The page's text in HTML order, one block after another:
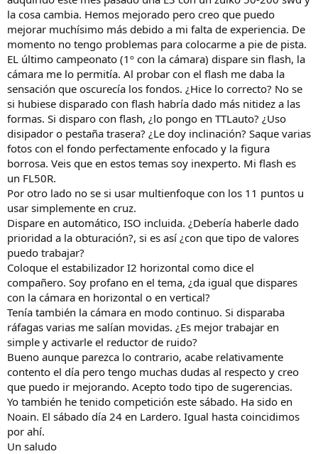
la cosa cambia. Hemos mejorado pero creo que puedo
mejorar muchísimo más debido a mi falta de experiencia. De
momento no tengo problemas para colocarme a pie de pista.
EL último campeonato (1º con la cámara) dispare sin flash, la
cámara me lo permitía. Al probar con el flash me daba la
sensación que oscurecía los fondos. ¿Hice lo correcto? No se
si hubiese disparado con flash habría dado más nitidez a las
formas. Si disparo con flash, ¿lo pongo en TTLauto? ¿Uso
disipador o pestaña trasera? ¿Le doy inclinación? Saque varias
fotos con el fondo perfectamente enfocado y la figura
borrosa. Veis que en estos temas soy inexperto. Mi flash es
un FL50R.
Por otro lado no se si usar multienfoque con los 11 puntos u
usar simplemente en cruz.
Dispare en automático, ISO incluida. ¿Debería haberle dado
prioridad a la obturación?, si es así ¿con que tipo de valores
puedo trabajar?
Coloque el estabilizador I2 horizontal como dice el
compañero. Soy profano en el tema, ¿da igual que dispares
con la cámara en horizontal o en vertical?
Tenía también la cámara en modo continuo. Si disparaba
ráfagas varias me salían movidas. ¿Es mejor trabajar en
simple y activarle el reductor de ruido?
Bueno aunque parezca lo contrario, acabe relativamente
contento el día pero tengo muchas dudas al respecto y creo
que puedo ir mejorando. Acepto todo tipo de sugerencias.
Yo también he tenido competición este sábado. Ha sido en
Noain. El sábado día 24 en Lardero. Igual hasta coincidimos
por ahí.
Un saludo